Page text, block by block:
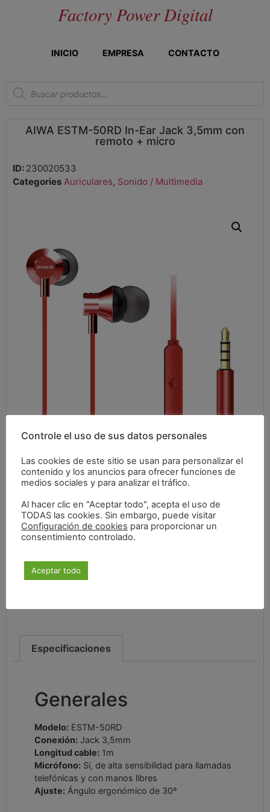
Factory Power Digital
INICIO EMPRESA CONTACTO
AIWA ESTM-50RD In-Ear Jack 3,5mm con
remoto + micro
ID: 230020533
Categories Auriculares, Sonido / Multimedia
Especificaciones
Generales
Modelo: ESTM-50RD
Conexión: Jack 3,5mm
Longitud cable: 1m
Micrófono: Sí, de alta sensibilidad para llamadas
telefónicas y con manos libres
Ajuste: Ángulo ergonómico de 30º
Controle el uso de sus datos personales
Las cookies de este sitio se usan para personalizar el
contenido y los anuncios para ofrecer funciones de
medios sociales y para analizar el tráfico.
Al hacer clic en "Aceptar todo", acepta el uso de
TODAS las cookies. Sin embargo, puede visitar
Configuración de cookies para proporcionar un
consentimiento controlado.
Aceptar todo